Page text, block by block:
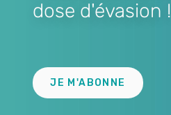
dose d'évasion !
JE M'ABONNE